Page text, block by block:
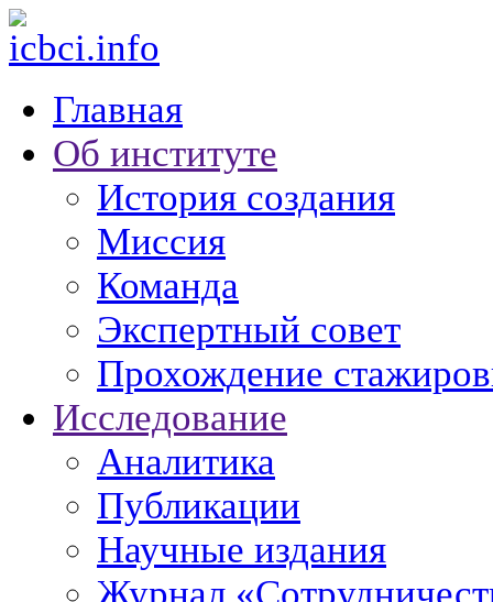
Главная
Об институте
История создания
Миссия
Команда
Экспертный совет
Прохождение
Исследование
Аналитика
Публикации
Научные издания